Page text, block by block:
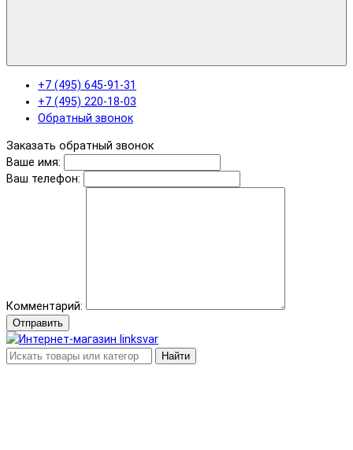
+7 (495) 645-91-31
+7 (495) 220-18-03
Обратный звонок
Заказать обратный звонок
Ваше имя:
Ваш телефон:
Комментарий:
Отправить
Найти